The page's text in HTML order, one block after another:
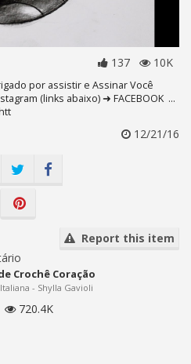
137 10K
por assistir e Assinar Você
(links abaixo) ➜ FACEBOOK ...
12/21/16
Report this item
Crochê Coração
- Shylla Gavioli
720.4K